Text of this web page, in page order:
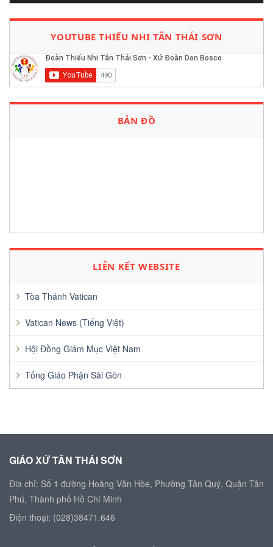
YOUTUBE THIẾU NHI TÂN THÁI SƠN
BẢN ĐỒ
LIÊN KẾT WEBSITE
Tòa Thánh Vatican
Vatican News (Tiếng Việt)
Hội Đồng Giám Mục Việt Nam
Tống Giáo Phận Sài Gòn
GIÁO XỨ TÂN THÁI SƠN
Địa chỉ: Số 1 đường Hoàng Văn Hòe, Phường Tân Quý, Quận Tân
Phú, Thành phố Hồ Chí Minh
Điện thoại: (028)38471.646